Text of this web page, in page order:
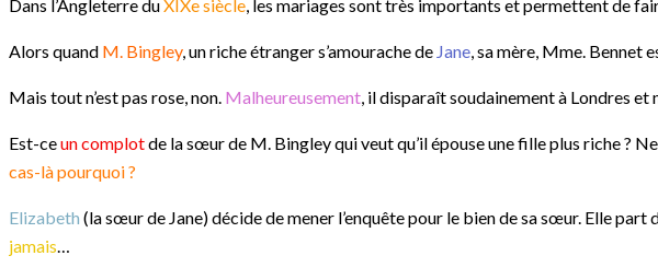
Dans l’Angleterre duXIXe siècle , les mariages sont très importants et permettent de
Alors quand M. Bingley, un riche étranger s’amourache de Jane , sa mère, Mme. Bennet
Mais tout n’est pas rose, non. Malheureusement , il disparaît soudainement à Londres et
Est-ceun complotde la sœur de M. Bingley qui veut qu’il épouse une fille plus riche ?
cas-là pourquoi ?
Elizabeth (la sœur de Jane) décide de mener l’enquête pour le bien de sa sœur. Elle
jamais